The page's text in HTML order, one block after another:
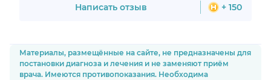
Написать отзыв + 150
Материалы, размещённые на сайте, не предназначены для
постановки диагноза и лечения и не заменяют приём
врача. Имеются противопоказания. Необходима